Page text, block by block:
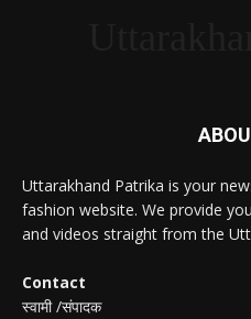
Uttarakhand Patrika is your
fashion website. We provide
and videos straight from the
Contact
स्वामी /संपादक